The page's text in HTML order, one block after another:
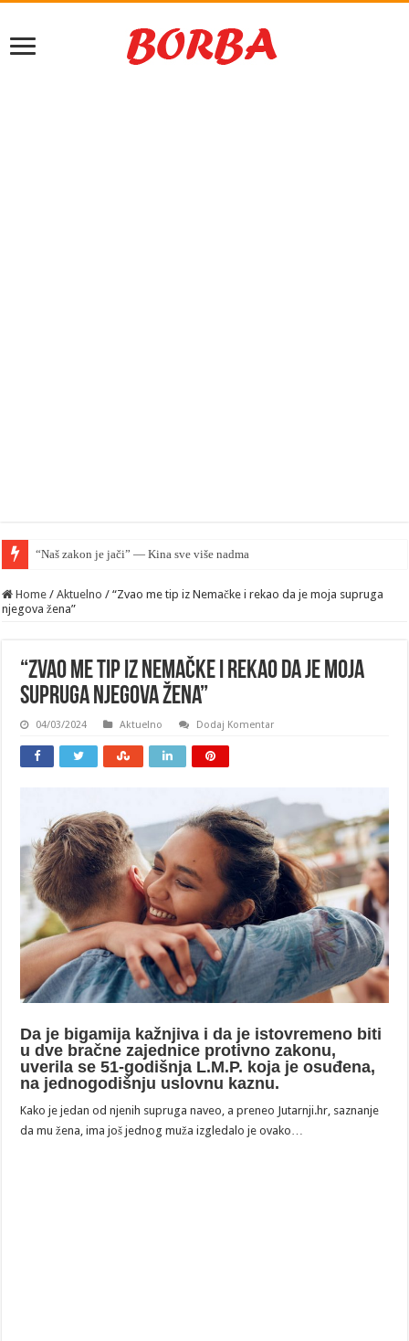
“Naš zakon je jači” — Kina sve više nadmašuje SAD u pravnom smislu
Home / Aktuelno / “Zvao me tip iz Nemačke i rekao da je moja supruga
njegova žena”
“Zvao me tip iz Nemačke i rekao da je moja
supruga njegova žena”
04/03/2024 Aktuelno Dodaj Komentar
Da je bigamija kažnjiva i da je istovremeno biti
u dve bračne zajednice protivno zakonu,
uverila se 51-godišnja L.M.P. koja je osuđena,
na jednogodišnju uslovnu kaznu.
Kako je jedan od njenih supruga naveo, a preneo Jutarnji.hr, saznanje
da mu žena, ima još jednog muža izgledalo je ovako…